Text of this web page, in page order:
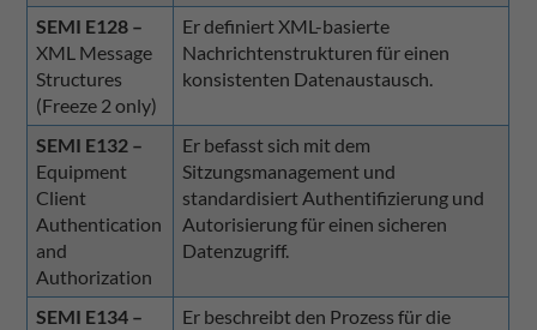
SEMI E128 –
XML Message
Structures
(Freeze 2 only)
Er definiert XML-basierte
Nachrichtenstrukturen für einen
konsistenten Datenaustausch.
SEMI E132 –
Equipment
Client
Authentication
and
Authorization
Er befasst sich mit dem
Sitzungsmanagement und
standardisiert Authentifizierung und
Autorisierung für einen sicheren
Datenzugriff.
SEMI E134 –
Er beschreibt den Prozess für die